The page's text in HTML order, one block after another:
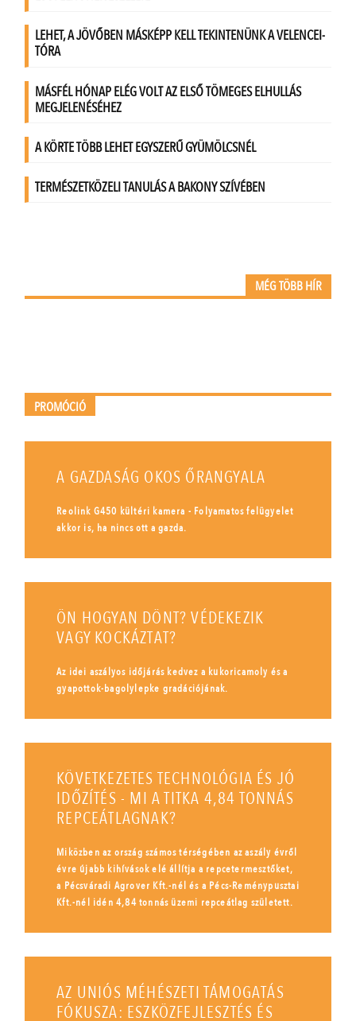
MÉG TÖBB HÍR
PROMÓCIÓ
A GAZDASÁG OKOS ŐRANGYALA
Reolink G450 kültéri kamera - Folyamatos felügyelet
akkor is, ha nincs ott a gazda.
ÖN HOGYAN DÖNT? VÉDEKEZIK
VAGY KOCKÁZTAT?
Az idei aszályos időjárás kedvez a kukoricamoly és a
gyapottok-bagolylepke gradációjának.
KÖVETKEZETES TECHNOLÓGIA ÉS JÓ
IDŐZÍTÉS - MI A TITKA 4,84 TONNÁS
REPCEÁTLAGNAK?
Miközben az ország számos térségében az aszály évről
évre újabb kihívások elé állítja a repcetermesztőket,
a Pécsváradi Agrover Kft.-nél és a Pécs-Reménypusztai
Kft.-nél idén 4,84 tonnás üzemi repceátlag született.
AZ UNIÓS MÉHÉSZETI TÁMOGATÁS
FÓKUSZA: ESZKÖZFEJLESZTÉS ÉS